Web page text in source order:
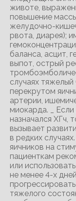
животе,
повышение
желудочно-
рвота, диарея);
баланса, асцит,
выпот, острый
случаях
перекрутом
артерии,
миокарда. _
назначался ХГч,
вызывает
в редких
яичников на
пациенткам
или
не менее 4-х
тяжелого